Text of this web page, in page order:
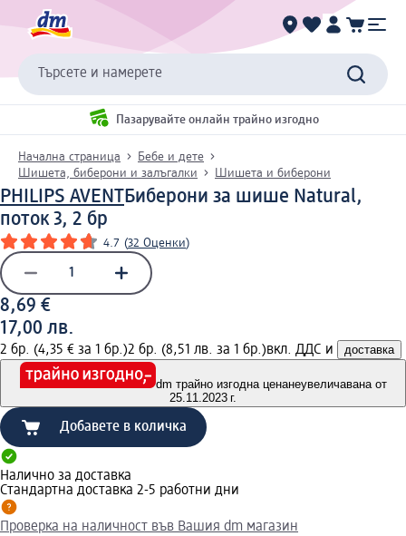
Търсете и намерете
Пазарувайте онлайн трайно изгодно
Начална страница
Бебе и дете
Шишета, биберони и залъгалки
Шишета и биберони
PHILIPS AVENTБиберони за шише Natural,
поток 3, 2 бр
4.7 (32 Оценки)
8,69 €
17,00 лв.
2 бр. (4,35 € за 1 бр.)2 бр. (8,51 лв. за 1 бр.)вкл. ДДС и доставка
dm трайно изгодна ценанеувеличавана от
25.11.2023 г.
Добавете в количка
Налично за доставка
Стандартна доставка 2-5 работни дни
Проверка на наличност във Вашия dm магазин